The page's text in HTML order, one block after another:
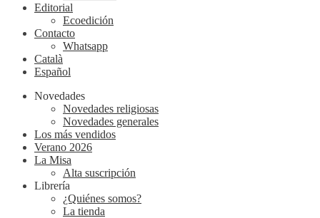
Editorial
Ecoedición
Contacto
Whatsapp
Català
Español
Novedades
Novedades religiosas
Novedades generales
Los más vendidos
Verano 2026
La Misa
Alta suscripción
Librería
¿Quiénes somos?
La tienda